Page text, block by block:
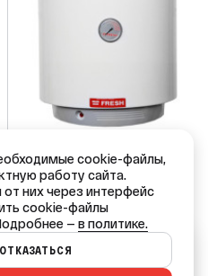
НЕТ В НАЛИЧИИ
Код: 93048
Бойлер FRESH 30л
(вертикальный, 1,5 кВт,
ш470в390г470)
cookie-файлы,
работу сайта.
них через интерфейс
cookie-файлы
— в политике.
ОТКАЗАТЬСЯ